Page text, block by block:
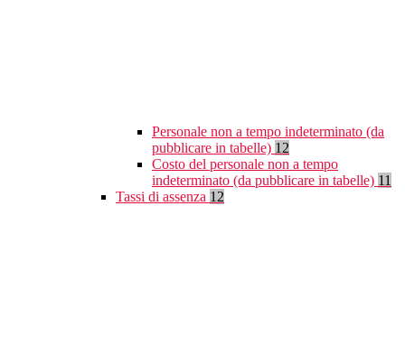
Personale non a tempo indeterminato (da
pubblicare in tabelle) 12
Costo del personale non a tempo
indeterminato (da pubblicare in tabelle) 11
Tassi di assenza 12